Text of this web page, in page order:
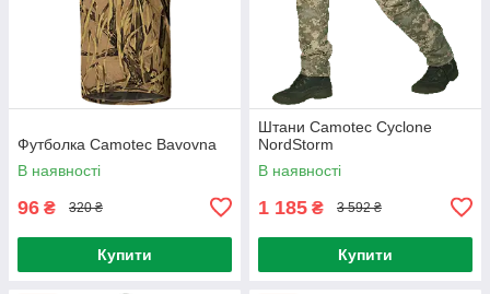
Футболка Camotec Bavovna
В наявності
96 ₴ 320 ₴
Купити
Штани Camotec Cyclone
NordStorm
В наявності
1 185 ₴ 3 592 ₴
Купити